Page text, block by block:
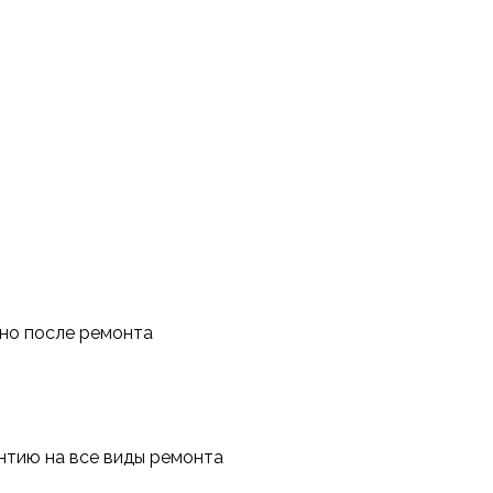
после ремонта
на все виды ремонта